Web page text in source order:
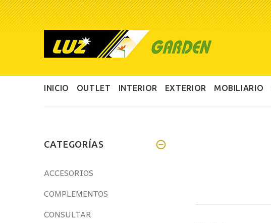
INICIO OUTLET INTERIOR EXTERIOR MOBILIARIO
CATEGORÍAS
ACCESORIOS
COMPLEMENTOS
CONSULTAR